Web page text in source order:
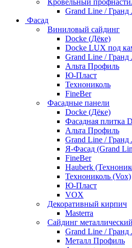
Кровельный
Grand Line / Гранд
Фасад
Виниловый сайдинг
Docke (Дёке)
Docke LUX под
Grand Line / Гранд
Альта Профиль
Ю-Пласт
Технониколь
FineBer
Фасадные панели
Docke (Дёке)
Фасадная плитка
Альта Профиль
Grand Line / Гранд
Я-Фасад (Grand
FineBer
Hauberk
Технониколь (Vox)
Ю-Пласт
VOX
Декоративный кирпич
Masterra
Сайдинг
Grand Line / Гранд
Металл Профиль